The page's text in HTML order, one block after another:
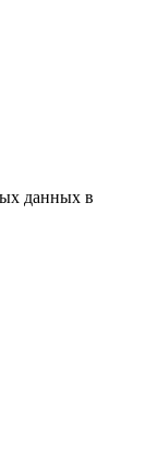
данных в